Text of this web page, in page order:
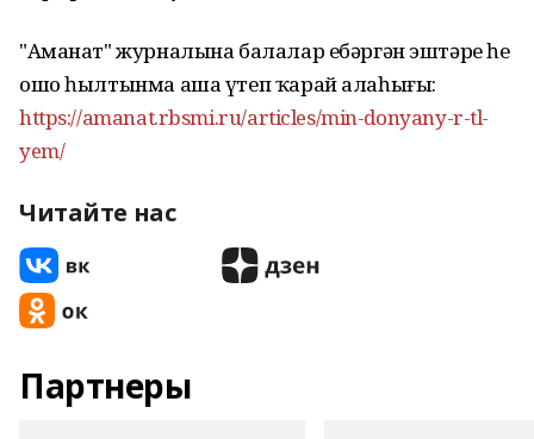
"Аманат" журналына балалар ебәргән эштәрҙе һеҙ
ошо һылтынма аша үтеп ҡарай алаһығыҙ:
https://amanat.rbsmi.ru/articles/min-donyany-r-tl-
yem/
Читайте нас
Партнеры